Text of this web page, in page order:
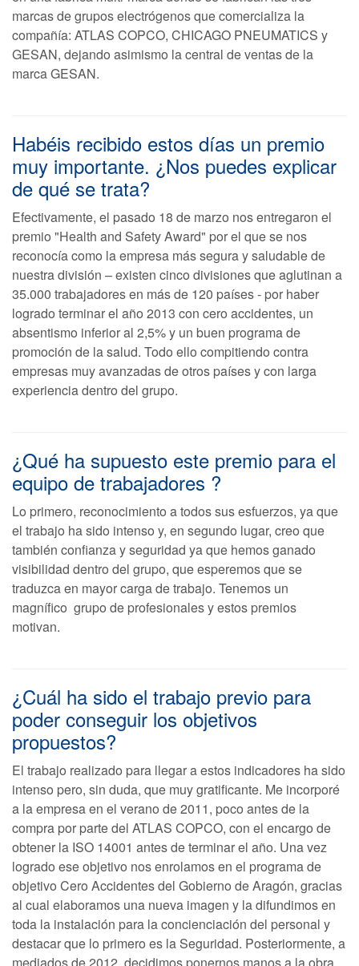
marcas de grupos electrógenos que comercializa la
compañía: ATLAS COPCO, CHICAGO PNEUMATICS y
GESAN, dejando asimismo la central de ventas de la
marca GESAN.
Habéis recibido estos días un premio
muy importante. ¿Nos puedes explicar
de qué se trata?
Efectivamente, el pasado 18 de marzo nos entregaron el
premio "Health and Safety Award" por el que se nos
reconocía como la empresa más segura y saludable de
nuestra división – existen cinco divisiones que aglutinan a
35.000 trabajadores en más de 120 países - por haber
logrado terminar el año 2013 con cero accidentes, un
absentismo inferior al 2,5% y un buen programa de
promoción de la salud. Todo ello compitiendo contra
empresas muy avanzadas de otros países y con larga
experiencia dentro del grupo.
¿Qué ha supuesto este premio para el
equipo de trabajadores ?
Lo primero, reconocimiento a todos sus esfuerzos, ya que
el trabajo ha sido intenso y, en segundo lugar, creo que
también confianza y seguridad ya que hemos ganado
visibilidad dentro del grupo, que esperemos que se
traduzca en mayor carga de trabajo. Tenemos un
magnífico grupo de profesionales y estos premios
motivan.
¿Cuál ha sido el trabajo previo para
poder conseguir los objetivos
propuestos?
El trabajo realizado para llegar a estos indicadores ha sido
intenso pero, sin duda, que muy gratificante. Me incorporé
a la empresa en el verano de 2011, poco antes de la
compra por parte del ATLAS COPCO, con el encargo de
obtener la ISO 14001 antes de terminar el año. Una vez
logrado ese objetivo nos enrolamos en el programa de
objetivo Cero Accidentes del Gobierno de Aragón, gracias
al cual elaboramos una nueva imagen y la difundimos en
toda la instalación para la concienciación del personal y
destacar que lo primero es la Seguridad. Posteriormente, a
mediados de 2012, decidimos ponernos manos a la obra